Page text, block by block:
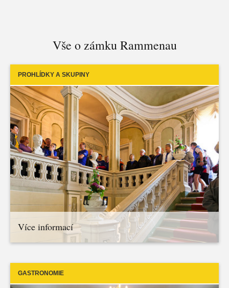
Vše o zámku Rammenau
PROHLÍDKY A SKUPINY
Více informací
GASTRONOMIE